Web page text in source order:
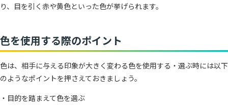
り、目を引く赤や黄色といった色が挙げられます。
色を使用する際のポイント
色は、相手に与える印象が大きく変わる色を使用する・選ぶ時には以下
のようなポイントを押さえておきましょう。
・目的を踏まえて色を選ぶ